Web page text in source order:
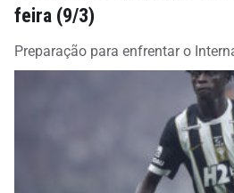
feira (9/3)
Preparação para enfrentar o